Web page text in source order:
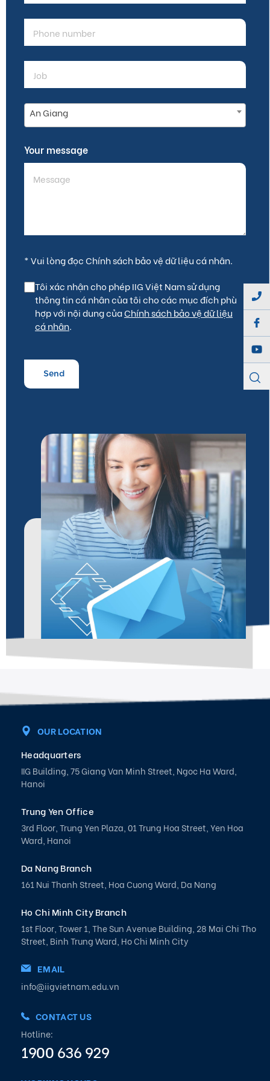
IIG EDUCATION MYANMAR
Room 9, Building 4 MICT Park, Hlaing Township 11051,
View the map
IIG TEST CENTER: AII LANGUAGE CENTER
#223 & 227, Mao Tse Tong Blvd., Sangkat Toul Svay Prey
Cambodia
View the map
An Giang
Your message
* Vui lòng đọc Chính sách bảo vệ dữ liệu cá nhân.
Tôi xác nhận cho phép IIG Việt Nam sử dụng
thông tin cá nhân của tôi cho các mục đích phù
hợp với nội dung củaChính sách bảo vệ dữ liệu
cá nhân.
Send
OUR LOCATION
Headquarters
IIG Building, 75 Giang Van Minh Street, Ngoc Ha Ward,
Hanoi
Trung Yen Office
3rd Floor, Trung Yen Plaza, 01 Trung Hoa Street, Yen Hoa
Ward, Hanoi
Da Nang Branch
161 Nui Thanh Street, Hoa Cuong Ward, Da Nang
Ho Chi Minh City Branch
1st Floor, Tower 1, The Sun Avenue Building, 28 Mai Chi Tho
Street, Binh Trung Ward, Ho Chi Minh City
EMAIL
info@iigvietnam.edu.vn
CONTACT US
Hotline:
1900 636 929